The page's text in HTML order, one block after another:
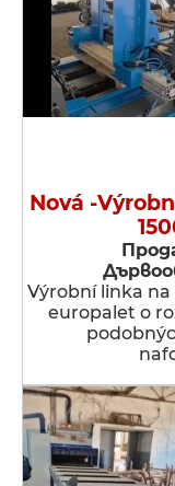
Nová -
Výrobní linka
europalet o